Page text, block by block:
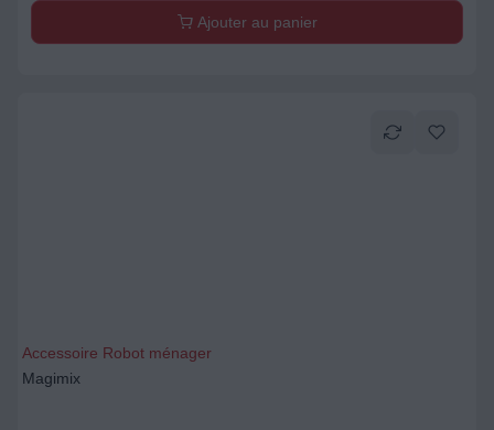
Ajouter au panier
Accessoire Robot ménager
Magimix